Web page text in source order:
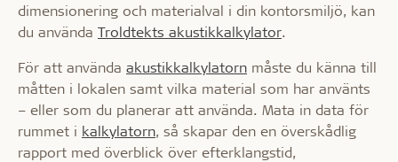
dimensionering och materialval i din kontorsmiljö, kan
du använda Troldtekts akustikkalkylator.
För att använda akustikkalkylatorn måste du känna till
måtten i lokalen samt vilka material som har använts
– eller som du planerar att använda. Mata in data för
rummet i kalkylatorn, så skapar den en överskådlig
rapport med överblick över efterklangstid,